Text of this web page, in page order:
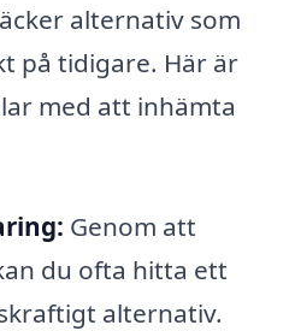
alternativ som
på tidigare. Här är
med att inhämta
Genom att
du ofta hitta ett
alternativ.